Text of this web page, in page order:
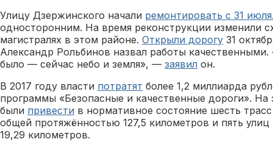
Улицу Дзержинского начали ремонтировать с 31
односторонним. На время реконструкции изменили
магистралях в этом районе. Открыли дорогу 31
Александр Рольбинов назвал работы
было — сейчас небо и земля», — заявил он.
В 2017 году власти потратят более 1,2 миллиарда
программы «Безопасные и качественные дороги».
были привести в нормативное состояние шесть
общей протяжённостью 127,5 километров и пять
19,29 километров.